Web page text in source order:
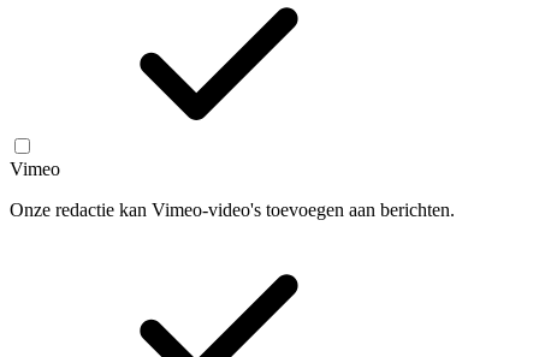
Vimeo
Onze redactie kan Vimeo-video's toevoegen aan berichten.